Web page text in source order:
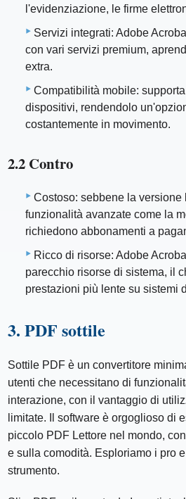
l'evidenziazione, le firme
Servizi integrati: Adobe
con vari servizi premium,
extra.
Compatibilità mobile:
dispositivi, rendendolo
costantemente in movimento.
2.2 Contro
Costoso: sebbene la versione
funzionalità avanzate come la
richiedono abbonamenti a
Ricco di risorse: Adobe
parecchio risorse di sistema, il
prestazioni più lente su sistemi
3. PDF sottile
Sottile PDF è un convertitore
utenti che necessitano di
interazione, con il vantaggio di
limitate. Il software è orgoglioso di
piccolo PDF Lettore nel mondo,
e sulla comodità. Esploriamo i pro
strumento.